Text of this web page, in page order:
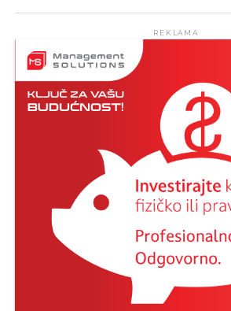
REKLAMA